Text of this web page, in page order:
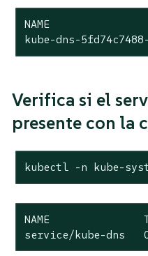
NAME
kube-dns-
Verifica si el
presente con la
kubectl -n kube-
NAME
service/kube-dns